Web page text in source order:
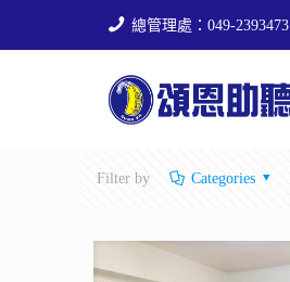
總管理處：049-2393473
Filter by Categories